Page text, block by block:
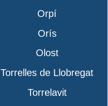
Orpí
Orís
Olost
Torrelles de Llobregat
Torrelavit